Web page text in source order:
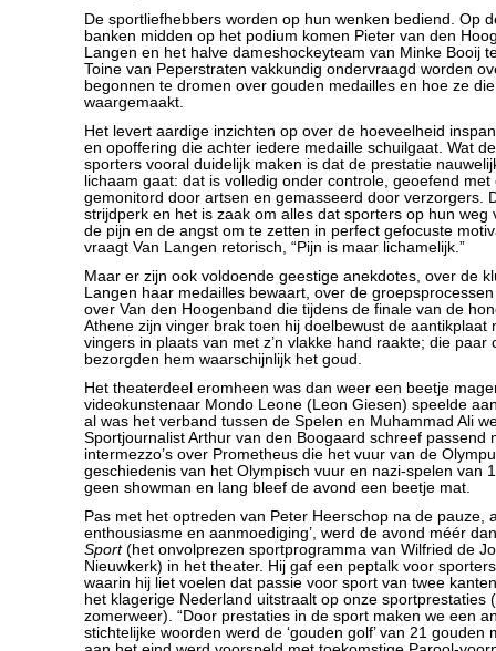
De sportliefhebbers worden op hun wenken bediend. Op
banken midden op het podium komen Pieter van den
Langen en het halve dameshockeyteam van Minke Booij
Toine van Peperstraten vakkundig ondervraagd worden
begonnen te dromen over gouden medailles en hoe ze
waargemaakt.
Het levert aardige inzichten op over de hoeveelheid
en opoffering die achter iedere medaille schuilgaat. Wat
sporters vooral duidelijk maken is dat de prestatie
lichaam gaat: dat is volledig onder controle, geoefend met
gemonitord door artsen en gemasseerd door verzorgers.
strijdperk en het is zaak om alles dat sporters op hun weg
de pijn en de angst om te zetten in perfect gefocuste
vraagt Van Langen retorisch, “Pijn is maar lichamelijk.”
Maar er zijn ook voldoende geestige anekdotes, over de
Langen haar medailles bewaart, over de
over Van den Hoogenband die tijdens de finale van de
Athene zijn vinger brak toen hij doelbewust de aantikplaat
vingers in plaats van met z’n vlakke hand raakte; die paar
bezorgden hem waarschijnlijk het goud.
Het theaterdeel eromheen was dan weer een beetje
videokunstenaar Mondo Leone (Leon Giesen) speelde
al was het verband tussen de Spelen en Muhammad Ali
Sportjournalist Arthur van den Boogaard schreef passend
intermezzo’s over Prometheus die het vuur van de
geschiedenis van het Olympisch vuur en nazi-spelen van
geen showman en lang bleef de avond een beetje mat.
Pas met het optreden van Peter Heerschop na de pauze,
enthousiasme en aanmoediging’, werd de avond méér
Sport(het onvolprezen sportprogramma van Wilfried de
Nieuwkerk) in het theater. Hij gaf een peptalk voor
waarin hij liet voelen dat passie voor sport van twee
het klagerige Nederland uitstraalt op onze sportprestaties
zomerweer). “Door prestaties in de sport maken we een
stichtelijke woorden werd de ‘gouden golf’ van 21 gouden